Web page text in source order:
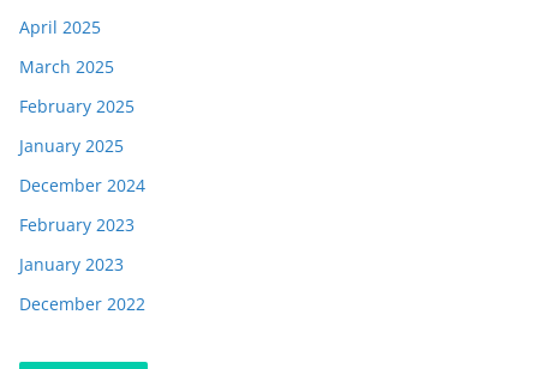
April 2025
March 2025
February 2025
January 2025
December 2024
February 2023
January 2023
December 2022